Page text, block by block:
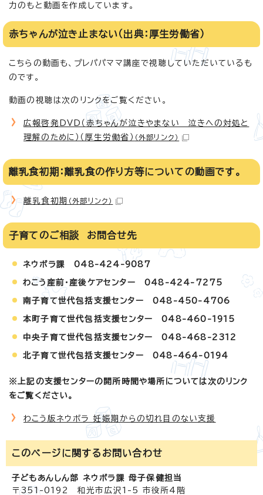
力のもと動画を作成しています。
赤ちゃんが泣き止まない（出典：厚生労働省）
こちらの動画も、プレパパママ講座で視聴していただいているも
のです。
動画の視聴は次のリンクをご覧ください。
広報啓発DVD（赤ちゃんが泣きやまない 泣きへの対処と
理解のために）（厚生労働省） （外部リンク）
離乳食初期：離乳食の作り方等についての動画です。
離乳食初期 （外部リンク）
子育てのご相談 お問合せ先
ネウボラ課 048-424-9087
わこう産前・産後ケアセンター 048-424-7275
南子育て世代包括支援センター 048-450-4706
本町子育て世代包括支援センター 048-460-1915
中央子育て世代包括支援センター 048-468-2312
北子育て世代包括支援センター 048-464-0194
※上記の支援センターの開所時間や場所については次のリンク
をご覧ください。
わこう版ネウボラ 妊娠期からの切れ目のない支援
このページに関する お問い合わせ
子どもあんしん部 ネウボラ課 母子保健担当
〒351-0192 和光市広沢1-5 市役所4階